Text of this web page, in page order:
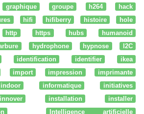
graphique groupe h264
hack
hifi hifiberry histoire
hole
http https hubs
humanoid
hydrophone hypnose
I2C
identification identifier
ikea
import impression
imprimante
indoor informatique
initiatives
innover installation
installer
Intelligence artificielle